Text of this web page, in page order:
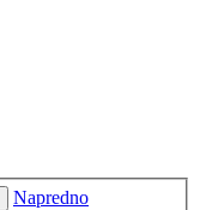
Napredno